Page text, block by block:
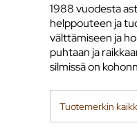
1988 vuodesta
helppouteen ja
välttämiseen ja
puhtaan ja
silmissä on
Tuotemerkin